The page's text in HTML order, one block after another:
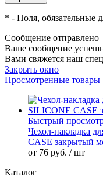
* - Поля, обязательные
Сообщение отправлено
Ваше сообщение
Вами свяжется наш
Закрыть окно
Просмотренные товары
Быстрый
Чехол-накладка
CASE закрытый
от 76 руб. / шт
Каталог